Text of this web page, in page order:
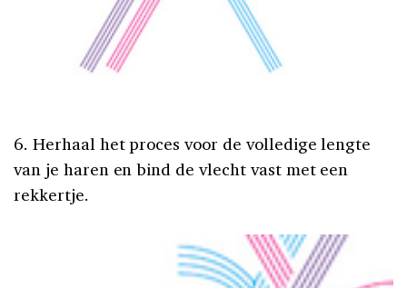
6. Herhaal het proces voor de volledige lengte
van je haren en bind de vlecht vast met een
rekkertje.